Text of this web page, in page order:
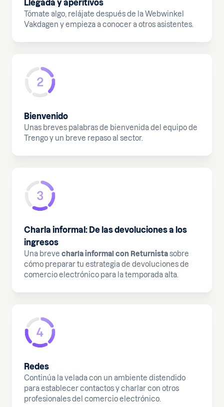
Llegada y aperitivos
Tómate algo, relájate después de la Webwinkel
Vakdagen y empieza a conocer a otros asistentes.
Bienvenido
Unas breves palabras de bienvenida del equipo de
Trengo y un breve repaso al sector.
Charla informal: De las devoluciones a los
ingresos
Una breve charla informal con Returnistasobre
cómo preparar tu estrategia de devoluciones de
comercio electrónico para la temporada alta.
Redes
Continúa la velada con un ambiente distendido
para establecer contactos y charlar con otros
profesionales del comercio electrónico.